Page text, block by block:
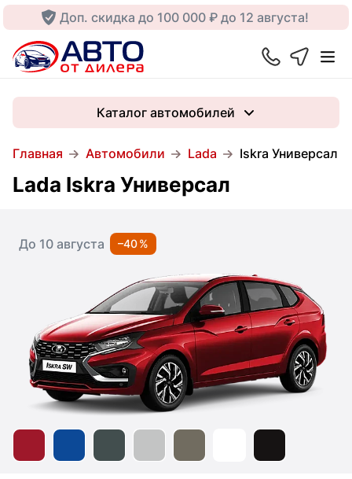
Доп. скидка до 100 000 ₽ до 12 августа!
Главная Автомобили Lada Iskra Универсал
Каталог автомобилей
Lada Iskra Универсал
До 10 августа –40 %